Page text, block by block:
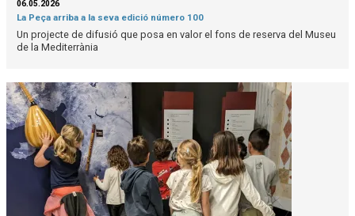
06.05.2026
La Peça arriba a la seva edició número 100
Un projecte de difusió que posa en valor el fons de reserva del Museu
de la Mediterrània